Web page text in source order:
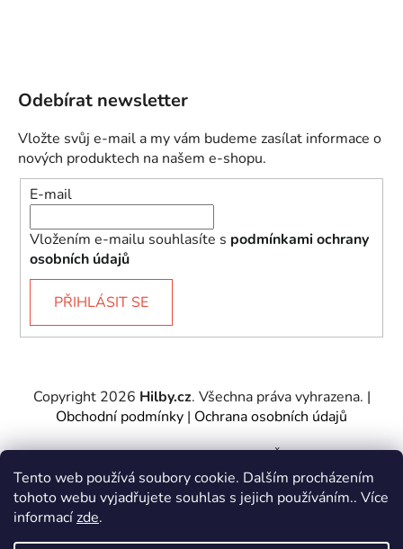
Tento web používá soubory cookie. Dalším procházením
tohoto webu vyjadřujete souhlas s jejich používáním.. Více
informacízde.
Odebírat newsletter
Vložte svůj e-mail a my vám budeme zasílat informace o
nových produktech na našem e-shopu.
E-mail
Vložením e-mailu souhlasíte s podmínkami ochrany
osobních údajů
PŘIHLÁSIT SE
Copyright 2026 Hilby.cz. Všechna práva vyhrazena. |
Obchodní podmínky | Ochrana osobních údajů
Provozovatel e-shopu: Hilby CZ s.r.o., IČ: 27467317, se
sídlem Soukenická 2082/7,11000 Praha 1 – Nové
Město.
Společnost je zapsána u Městského soudu v Praze -